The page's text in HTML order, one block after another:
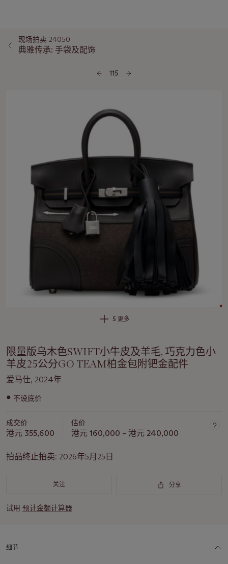
现场拍卖 24050
典雅传承: 手袋及配饰
115
5 更多
限量版乌木色SWIFT小牛皮及羊毛, 巧克力色小
羊皮25公分GO TEAM柏金包附钯金配件
爱马仕, 2024年
关
此
拍
重
● 不设底价
成交价
港元 355,600
估价
港元 160,000 – 港元 240,000
拍品终止拍卖: 2026年5月25日
关注 分享
试用 预计金额计算器
细节